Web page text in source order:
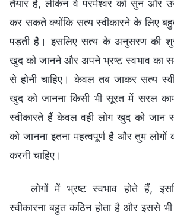
लोगों में भ्रष्ट स्वभाव होते हैं,
स्वीकारना बहुत कठिन होता है और इससे